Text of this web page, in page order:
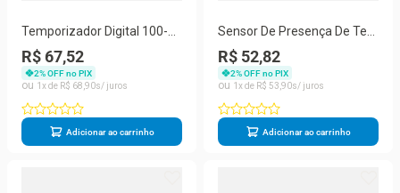
Temporizador Digital 100-
240V 10A Te2163
R$ 67,52
2% OFF no PIX
1
R$ 68 90
Adicionar ao carrinho
Sensor De Presença De Teto
Embutir 6m Spo413 100-
240v
R$ 52,82
2% OFF no PIX
1
R$ 53 90
Adicionar ao carrinho